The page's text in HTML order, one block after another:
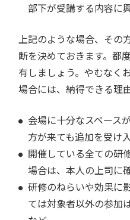
部下が受講する内容
上記のような場合、その
断を決めておきます。都
有しましょう。やむなく
場合には、納得できる理
会場に十分なスペース
方が来ても追加を受け
開催している全ての研
場合は、本人の上司に
研修のねらいや効果に
ては対象者以外の参加